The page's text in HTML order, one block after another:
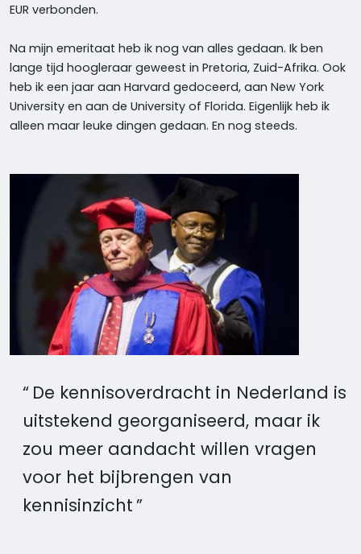
EUR verbonden.
Na mijn emeritaat heb ik nog van alles gedaan. Ik ben
lange tijd hoogleraar geweest in Pretoria, Zuid-Afrika. Ook
heb ik een jaar aan Harvard gedoceerd, aan New York
University en aan de University of Florida. Eigenlijk heb ik
alleen maar leuke dingen gedaan. En nog steeds.
De kennisoverdracht in Nederland is
uitstekend georganiseerd, maar ik
zou meer aandacht willen vragen
voor het bijbrengen van
kennisinzicht